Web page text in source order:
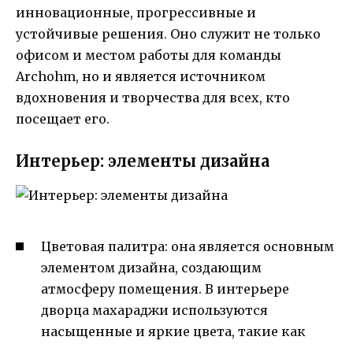
инновационные, прогрессивные и
устойчивые решения. Оно служит не только
офисом и местом работы для команды
Archohm, но и является источником
вдохновения и творчества для всех, кто
посещает его.
Интерьер: элементы дизайна
Цветовая палитра: она является основным
элементом дизайна, создающим
атмосферу помещения. В интерьере
дворца махараджи используются
насыщенные и яркие цвета, такие как